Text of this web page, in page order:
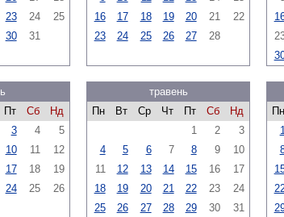
23 24
25
30 31
16
17 18 19 20 21
22
23
24 25 26 27 28
Пт Сб
Нд
3 4
5
10 11
12
17 18
19
24 25
26
травень
Пн
Вт Ср Чт Пт Сб
Нд
1
2
3
4
5 6 7 8 9
10
11
12 13 14 15 16
17
18
19 20 21 22 23
24
25
26 27 28 29 30 31
Пн
1